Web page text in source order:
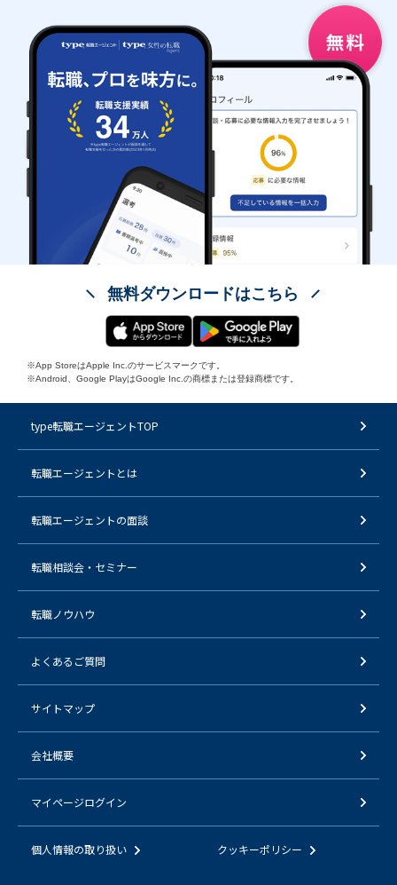
無料ダウンロードはこちら
※App StoreはApple Inc.のサービスマークです。
※Android、Google PlayはGoogle Inc.の商標または登録商標です。
type転職エージェントTOP
転職エージェントとは
転職エージェントの面談
転職相談会・セミナー
転職ノウハウ
よくあるご質問
サイトマップ
会社概要
マイページログイン
個人情報の取り扱い クッキーポリシー